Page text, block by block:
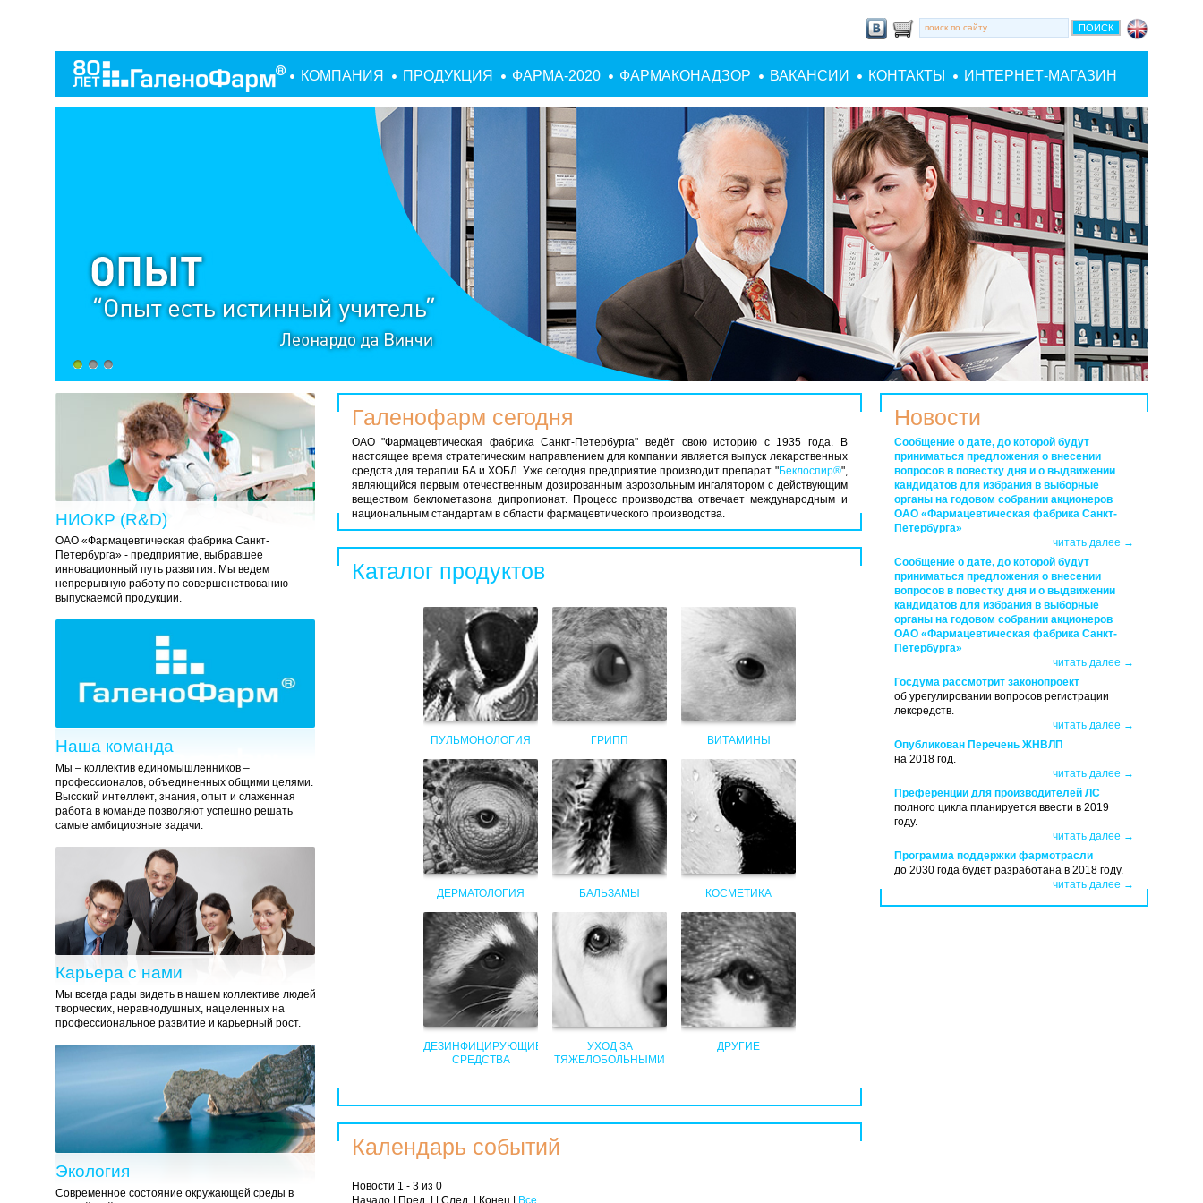
КОМПАНИЯ ПРОДУКЦИЯ ФАРМА-2020 ФАРМАКОНАДЗОР ВАКАНСИИ КОНТАКТЫ ИНТЕРНЕТ-МАГАЗИН
Галенофарм сегодня
ОАО "Фармацевтическая фабрика Санкт-Петербурга" ведёт свою историю с 1935 года. В
настоящее время стратегическим направлением для компании является выпуск лекарственных
средств для терапии БА и ХОБЛ. Уже сегодня предприятие производит препарат "Беклоспир®",
являющийся первым отечественным дозированным аэрозольным ингалятором с действующим
веществом беклометазона дипропионат. Процесс производства отвечает международным и
национальным стандартам в области фармацевтического производства.
Каталог продуктов
ПУЛЬМОНОЛОГИЯ ГРИПП ВИТАМИНЫ
ДЕРМАТОЛОГИЯ БАЛЬЗАМЫ КОСМЕТИКА
ДЕЗИНФИЦИРУЮЩИЕ
СРЕДСТВА
УХОД ЗА
ТЯЖЕЛОБОЛЬНЫМИ
ДРУГИЕ
Календарь событий
Новости 1 - 3 из 0
Начало | Пред. | | След. | Конец | Все
Новости
Сообщение о дате, до которой будут
приниматься предложения о внесении
вопросов в повестку дня и о выдвижении
кандидатов для избрания в выборные
органы на годовом собрании акционеров
ОАО «Фармацевтическая фабрика Санкт-
Петербурга»
читать далее →
Сообщение о дате, до которой будут
приниматься предложения о внесении
вопросов в повестку дня и о выдвижении
кандидатов для избрания в выборные
органы на годовом собрании акционеров
ОАО «Фармацевтическая фабрика Санкт-
Петербурга»
читать далее →
Госдума рассмотрит законопроект
об урегулировании вопросов регистрации
лексредств.
читать далее →
Опубликован Перечень ЖНВЛП
на 2018 год.
читать далее →
Преференции для производителей ЛС
полного цикла планируется ввести в 2019
году.
читать далее →
Программа поддержки фармотрасли
до 2030 года будет разработана в 2018 году.
читать далее →
НИОКР (R&D)
ОАО «Фармацевтическая фабрика Санкт-
Петербурга» - предприятие, выбравшее
инновационный путь развития. Мы ведем
непрерывную работу по совершенствованию
выпускаемой продукции.
Наша команда
Мы – коллектив единомышленников –
профессионалов, объединенных общими целями.
Высокий интеллект, знания, опыт и слаженная
работа в команде позволяют успешно решать
самые амбициозные задачи.
Карьера с нами
Мы всегда рады видеть в нашем коллективе людей
творческих, неравнодушных, нацеленных на
профессиональное развитие и карьерный рост.
Экология
Современное состояние окружающей среды в